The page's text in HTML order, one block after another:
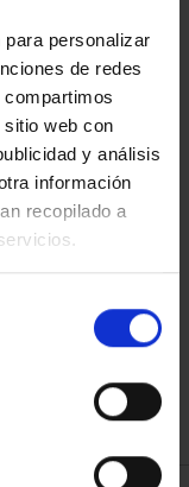
personalizar
de redes
web con
y análisis
información
recopilado a